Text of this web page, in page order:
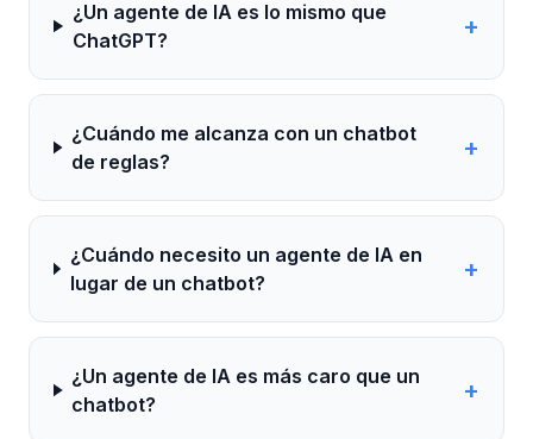
¿Un agente de IA es lo mismo que
ChatGPT?
+
¿Cuándo me alcanza con un chatbot
de reglas?
+
¿Cuándo necesito un agente de IA en
lugar de un chatbot?
+
¿Un agente de IA es más caro que un
chatbot?
+